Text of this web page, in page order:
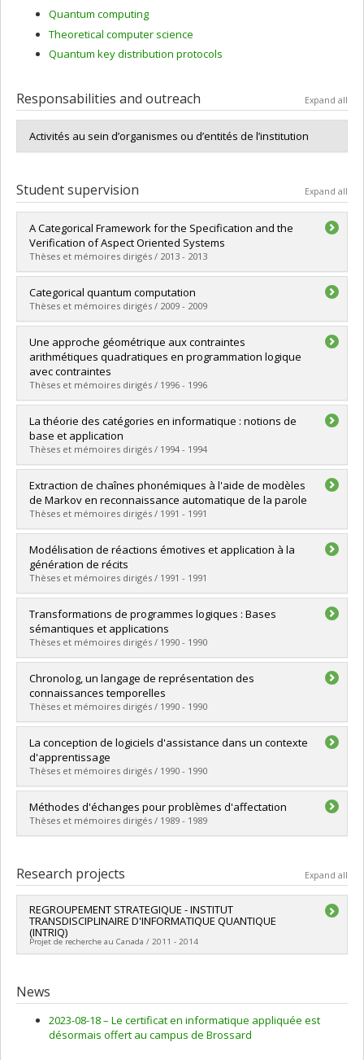
Quantum computing
Theoretical computer science
Quantum key distribution protocols
Responsabilities and outreach Expand all
Activités au sein d’organismes ou d’entités de l’institution
Student supervision Expand all
A Categorical Framework for the Specification and the
Verification of Aspect Oriented Systems
Thèses et mémoires dirigés / 2013 - 2013
Graduate :Sabas, Arsène
Cycle : Doctoral
Grade :Ph. D.
Categorical quantum computation
Thèses et mémoires dirigés / 2009 - 2009
Graduate :Paquette, Éric Oliver
Cycle :Doctoral
Grade :Ph. D.
Lien vers le document dans Papyrus
Une approche géométrique aux contraintes
arithmétiques quadratiques en programmation logique
avec contraintes
Thèses et mémoires dirigés / 1996 - 1996
Graduate :Pesant, Gilles
Cycle :Doctoral
Grade :Ph. D.
Lien vers le document dans Papyrus
La théorie des catégories en informatique : notions de
base et application
Thèses et mémoires dirigés / 1994 - 1994
Graduate :Boucher, Dominique
Cycle :Master's
Grade :M. Sc.
Lien vers le document dans Papyrus
Extraction de chaînes phonémiques à l'aide de modèles
de Markov en reconnaissance automatique de la parole
Thèses et mémoires dirigés / 1991 - 1991
Graduate :Millien, Evelyne
Cycle :Master's
Grade :M. Sc.
Lien vers le document dans Papyrus
Modélisation de réactions émotives et application à la
génération de récits
Thèses et mémoires dirigés / 1991 - 1991
Graduate :Nault, Georges
Cycle :Master's
Grade :M. Sc.
Lien vers le document dans Papyrus
Transformations de programmes logiques : Bases
sémantiques et applications
Thèses et mémoires dirigés / 1990 - 1990
Graduate :Tarau, Paul
Cycle :Doctoral
Grade :Ph. D.
Lien vers le document dans Papyrus
Chronolog, un langage de représentation des
connaissances temporelles
Thèses et mémoires dirigés / 1990 - 1990
Graduate :St-Vincent, Pierre
Cycle :Master's
Grade :M. Sc.
Lien vers le document dans Papyrus
La conception de logiciels d'assistance dans un contexte
d'apprentissage
Thèses et mémoires dirigés / 1990 - 1990
Graduate :Bergeron, Anne
Cycle : Doctoral
Grade :Ph. D.
Méthodes d'échanges pour problèmes d'affectation
Thèses et mémoires dirigés / 1989 - 1989
Cycle :Master's
Grade :M. Sc.
Lien vers le document dans Papyrus
Research projects Expand all
REGROUPEMENT STRATEGIQUE - INSTITUT
TRANSDISCIPLINAIRE D'INFORMATIQUE QUANTIQUE
(INTRIQ)
Projet de recherche au Canada / 2011 - 2014
Co-researchers :
Salvail,Michel Boyer,Michael Hilke,Prakash Panangaden,
Patrick Hayden
Claude Crépeau,David Poulin,Michel Pioro-
Ladrière
FRQNT/Fonds de recherche du Québec -
News
2023-08-18 – Le certificat en informatique appliquée est
désormais offert au campus de Brossard